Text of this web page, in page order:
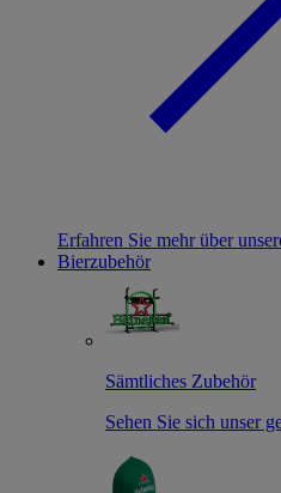
Erfahren Sie mehr über
Bierzubehör
Sämtliches Zubehör
Sehen Sie sich unser